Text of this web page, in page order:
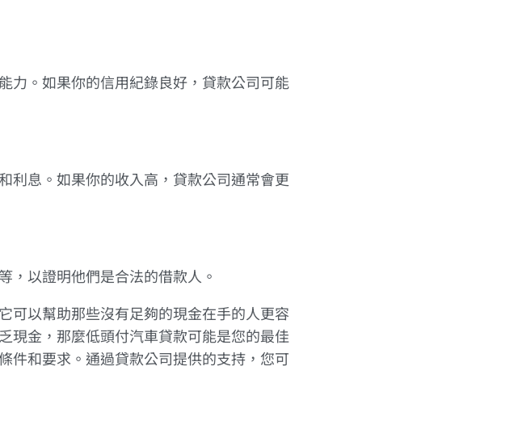
力。如果你的信用紀錄良好，貸款公司可能
利息。如果你的收入高，貸款公司通常會更
，以證明他們是合法的借款人。
可以幫助那些沒有足夠的現金在手的人更容
現金，那麼低頭付汽車貸款可能是您的最佳
件和要求。通過貸款公司提供的支持，您可